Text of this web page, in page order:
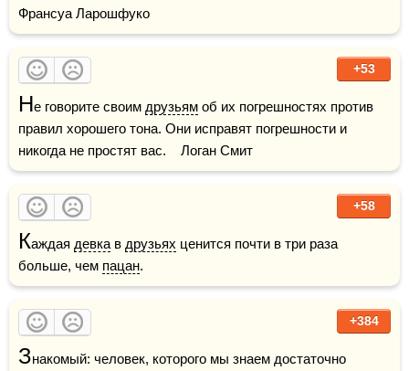
Франсуа Ларошфуко
+53
Не говорите своим друзьям об их погрешностях против
правил хорошего тона. Они исправят погрешности и
никогда не простят вас.    Логан Смит
+58
Каждая девка в друзьях ценится почти в три раза
больше, чем пацан.
+384
Знакомый: человек, которого мы знаем достаточно